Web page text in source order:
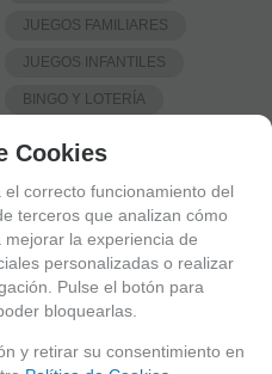
JUEGOS FAMILIARES
JUEGOS INFANTILES
BINGO Y LOTERÍA
FECHA DE LANZAMIENTO
Jueves, 9 Noviembre 2017
Solicitar más info
Recomendar
Cookies
correcto funcionamiento del
terceros que analizan cómo
la experiencia de
personalizadas o realizar
Pulse el botón para
bloquearlas.
y retirar su consentimiento en